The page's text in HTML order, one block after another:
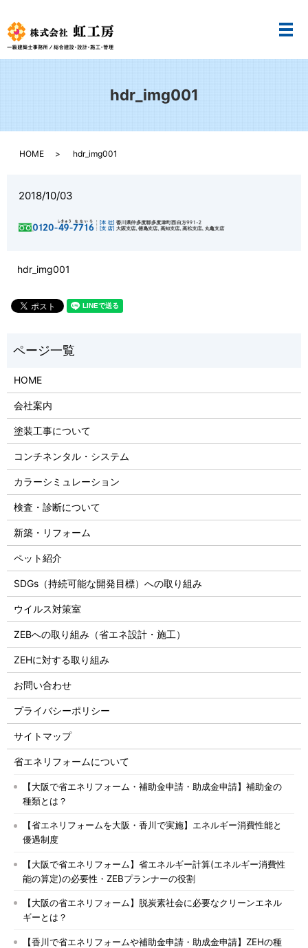
メ
hdr_img001
HOME hdr_img001
2018/10/03
hdr_img001
HOME
会社案内
塗装工事について
コンチネンタル・システム
カラーシミュレーション
検査・診断について
新築・リフォーム
ペット紹介
SDGs（持続可能な開発目標）への取り組み
ウイルス対策室
ZEBへの取り組み（省エネ設計・施工）
ZEHに対する取り組み
お問い合わせ
プライバシーポリシー
サイトマップ
省エネリフォームについて
【大阪で省エネリフォーム・補助金申請・助成金申請】補助金の
種類とは？
【省エネリフォームを大阪・香川で実施】エネルギー消費性能と
優遇制度
【大阪で省エネリフォーム】省エネルギー計算(エネルギー消費性
能の算定)の必要性・ZEBプランナーの役割
【大阪の省エネリフォーム】脱炭素社会に必要なクリーンエネル
ギーとは？
【香川で省エネリフォームや補助金申請・助成金申請】ZEHの種